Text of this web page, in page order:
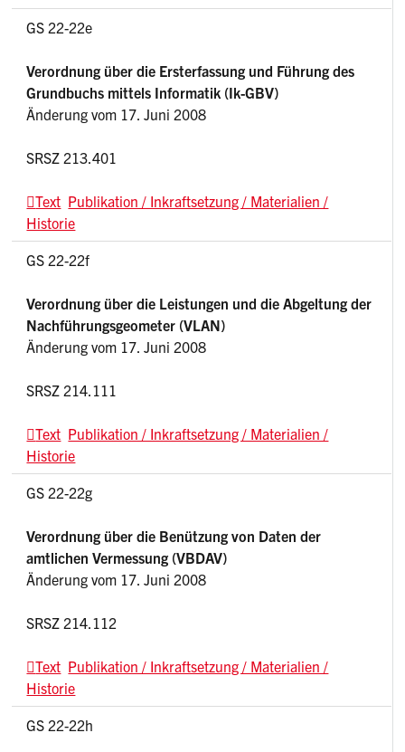
GS 22-22e
Verordnung über die Ersterfassung und Führung des
Grundbuchs mittels Informatik (Ik-GBV)
Änderung vom 17. Juni 2008
SRSZ 213.401
Text Publikation / Inkraftsetzung / Materialien /
Historie
GS 22-22f
Verordnung über die Leistungen und die Abgeltung der
Nachführungsgeometer (VLAN)
Änderung vom 17. Juni 2008
SRSZ 214.111
Text Publikation / Inkraftsetzung / Materialien /
Historie
GS 22-22g
Verordnung über die Benützung von Daten der
amtlichen Vermessung (VBDAV)
Änderung vom 17. Juni 2008
SRSZ 214.112
Text Publikation / Inkraftsetzung / Materialien /
Historie
GS 22-22h